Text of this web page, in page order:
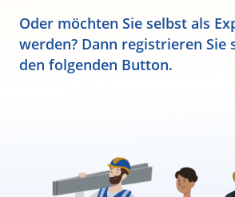
Oder möchten Sie selbst als
werden? Dann registrieren Sie
den folgenden Button.